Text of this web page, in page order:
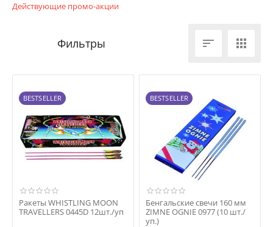
Действующие промо-акции
 
BESTSELLER
Ракеты WHISTLING MOON
TRAVELLERS 0445D 12шт./уп
BESTSELLER
Бенгальские свечи 160 мм
ZIMNE OGNIE 0977 (10 шт./
уп.)